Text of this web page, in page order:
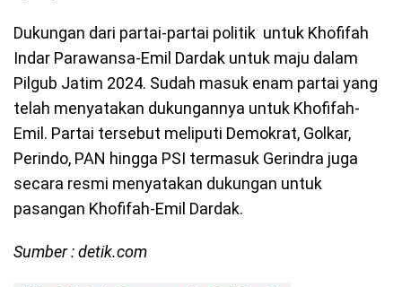
Dukungan dari partai-partai politik untuk Khofifah
Indar Parawansa-Emil Dardak untuk maju dalam
Pilgub Jatim 2024. Sudah masuk enam partai yang
telah menyatakan dukungannya untuk Khofifah-
Emil. Partai tersebut meliputi Demokrat, Golkar,
Perindo, PAN hingga PSI termasuk Gerindra juga
secara resmi menyatakan dukungan untuk
pasangan Khofifah-Emil Dardak.
Sumber : detik.com